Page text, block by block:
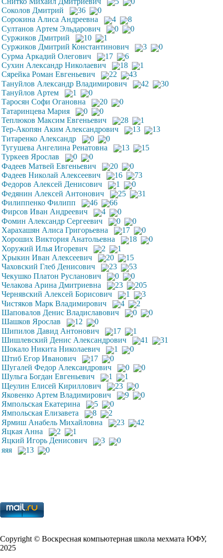
Соколов Дмитрий
36
0
Сорокина Алиса Андреевна
4
8
Султанов Артем Эльдарович
0
0
Суржиков Дмитрий
10
1
Суржиков Дмитрий Константинович
3
0
Сурма Аркадий Олегович
17
6
Сухин Александр Николаевич
18
1
Сярейка Роман Евгеньевич
22
43
Тануйлов Александр Владимирович
42
30
Тануйлов Артем
1
0
Таросян Софи Огановна
20
0
Татаринцева Мария
0
0
Теплюков Максим Евгеньевич
28
1
Тер-Акопян Аким Александрович
13
13
Титаренко Александр
0
0
Тугушева Ангелина Ренатовна
13
15
Туркеев Ярослав
0
0
Фадеев Матвей Евгеньевич
20
0
Фадеев Николай Алексеевич
16
73
Федоров Алексей Денисович
1
0
Федянин Алексей Антонович
25
31
Филиппенко Филипп
46
66
Фирсов Иван Андреевич
4
0
Фомин Александр Сергеевич
0
0
Харахашян Алиса Григорьевна
17
0
Хороших Виктория Анатольевна
18
0
Хоружий Илья Игоревич
2
1
Хрыкин Иван Алексеевич
20
15
Чаховский Глеб Денисович
23
53
Чекушко Платон Русланович
0
0
Челакова Арина Дмитриевна
23
205
Чернявский Алексей Борисович
1
3
Чистяков Марк Владимирович
4
2
Шаповалов Денис Владиславович
0
0
Шашков Ярослав
12
0
Шипилов Давид Антонович
17
1
Шишлевский Денис Александрович
41
31
Шокало Никита Николаевич
1
0
Штиб Егор Иванович
17
0
Шугалей Федор Александрович
0
0
Шульга Богдан Евгеньевич
1
1
Щеулин Елисей Кириллович
23
0
Яковенко Артем Владимирович
9
0
Ямпольская Екатерина
5
0
Ямпольская Елизавета
8
2
Ярмиш Анабель Михайловна
23
42
Яцкая Анна
2
1
Яцкий Игорь Денисович
3
0
яяя
13 0
Copy­right © Воскресная компьютерная школа мехмата ЮФУ,
2025